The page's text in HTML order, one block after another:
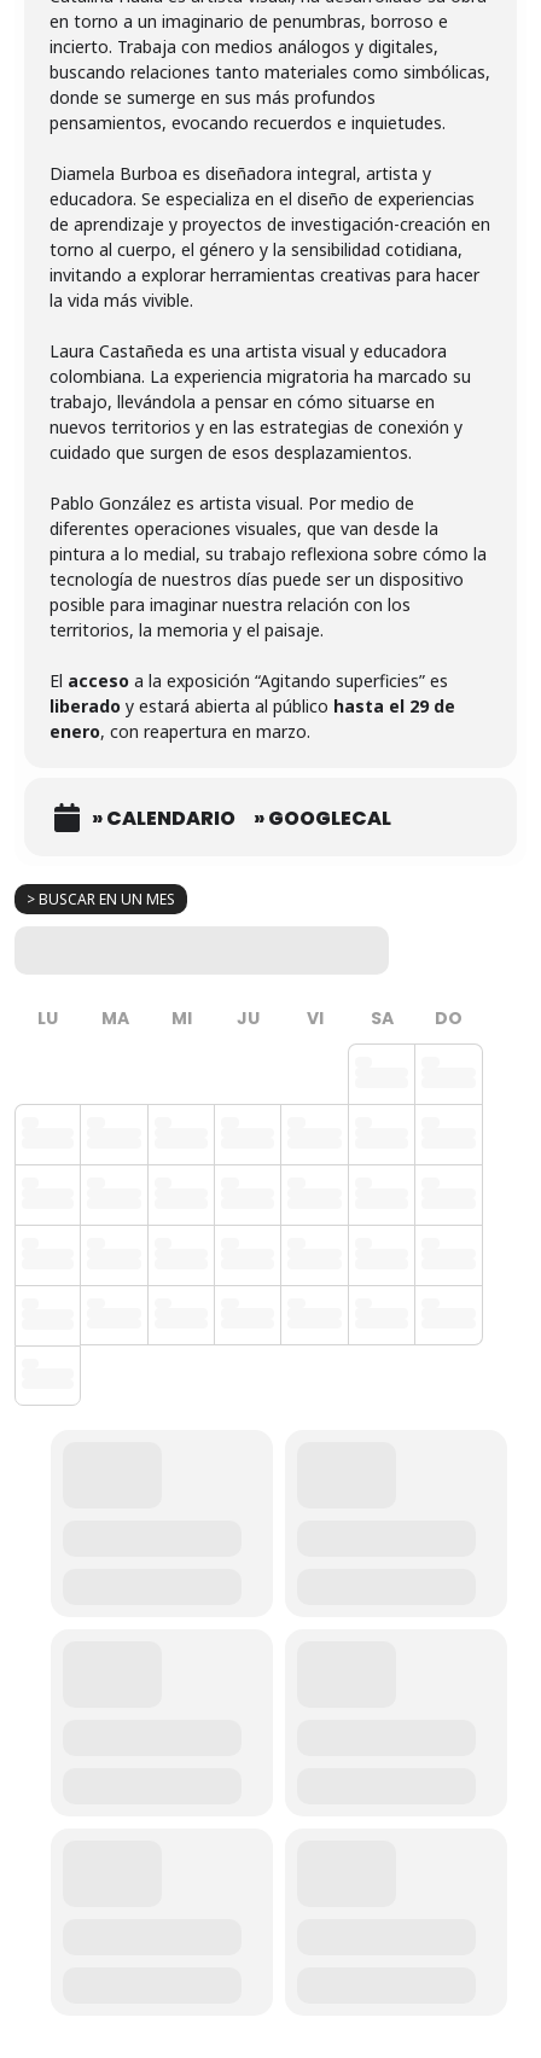
> BUSCAR EN UN MES
LU MA MI JU VI SA DO
en torno a un imaginario de penumbras, borroso e
incierto. Trabaja con medios análogos y digitales,
buscando relaciones tanto materiales como simbólicas,
donde se sumerge en sus más profundos
pensamientos, evocando recuerdos e inquietudes.
Diamela Burboa es diseñadora integral, artista y
educadora. Se especializa en el diseño de experiencias
de aprendizaje y proyectos de investigación-creación en
torno al cuerpo, el género y la sensibilidad cotidiana,
invitando a explorar herramientas creativas para hacer
la vida más vivible.
Laura Castañeda es una artista visual y educadora
colombiana. La experiencia migratoria ha marcado su
trabajo, llevándola a pensar en cómo situarse en
nuevos territorios y en las estrategias de conexión y
cuidado que surgen de esos desplazamientos.
Pablo González es artista visual. Por medio de
diferentes operaciones visuales, que van desde la
pintura a lo medial, su trabajo reflexiona sobre cómo la
tecnología de nuestros días puede ser un dispositivo
posible para imaginar nuestra relación con los
territorios, la memoria y el paisaje.
El acceso a la exposición “Agitando superficies” es
liberado y estará abierta al público hasta el 29 de
enero, con reapertura en marzo.
» CALENDARIO » GOOGLECAL